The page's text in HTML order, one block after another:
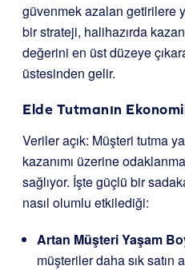
güvenmek azalan getirilere
bir strateji, halihazırda
değerini en üst düzeye
üstesinden gelir.
Elde Tutmanın
Veriler açık: Müşteri tutma
kazanımı üzerine
sağlıyor. İşte güçlü bir
nasıl olumlu etkilediği:
Artan Müşteri Yaşam
müşteriler daha sık satın